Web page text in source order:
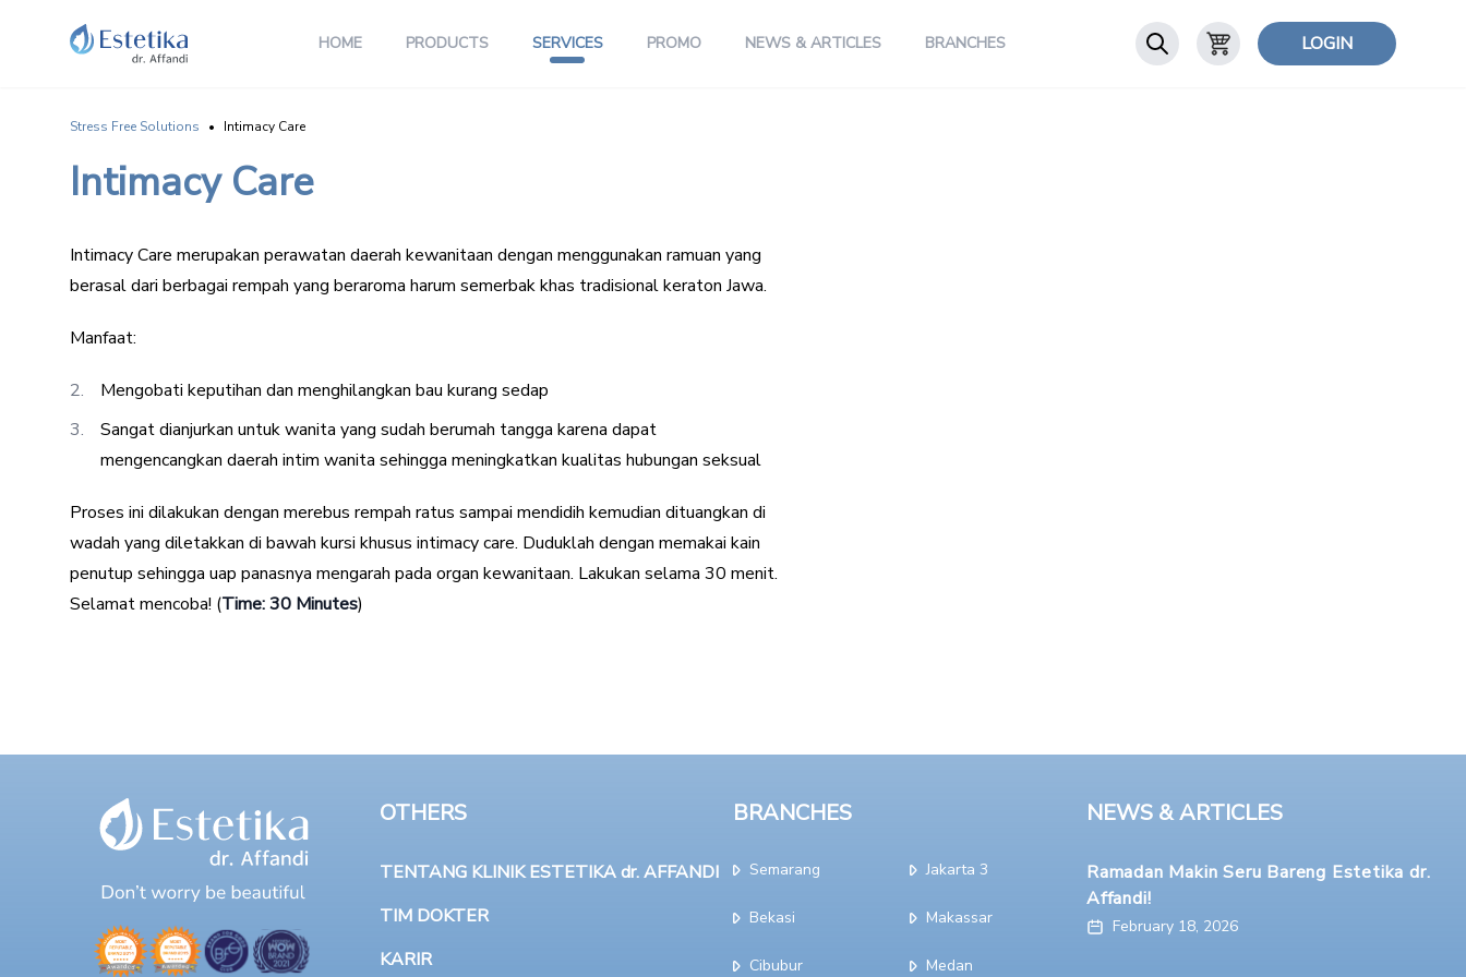
HOME PRODUCTS SERVICES PROMO NEWS & ARTICLES BRANCHES LOGIN
Stress Free Solutions • Intimacy Care
Intimacy Care
Intimacy Care merupakan perawatan daerah kewanitaan dengan menggunakan ramuan yang
berasal dari berbagai rempah yang beraroma harum semerbak khas tradisional keraton Jawa.
Manfaat:
Mengobati keputihan dan menghilangkan bau kurang sedap
Sangat dianjurkan untuk wanita yang sudah berumah tangga karena dapat
mengencangkan daerah intim wanita sehingga meningkatkan kualitas hubungan seksual
Proses ini dilakukan dengan merebus rempah ratus sampai mendidih kemudian dituangkan di
wadah yang diletakkan di bawah kursi khusus intimacy care. Duduklah dengan memakai kain
penutup sehingga uap panasnya mengarah pada organ kewanitaan. Lakukan selama 30 menit.
Selamat mencoba! (Time: 30 Minutes)
OTHERS
TENTANG KLINIK ESTETIKA dr. AFFANDI
TIM DOKTER
KARIR
BRANCHES
Semarang
Bekasi
Cibubur
Jakarta 3
Makassar
Medan
NEWS & ARTICLES
Ramadan Makin Seru Bareng Estetika dr.
Affandi!
February 18, 2026